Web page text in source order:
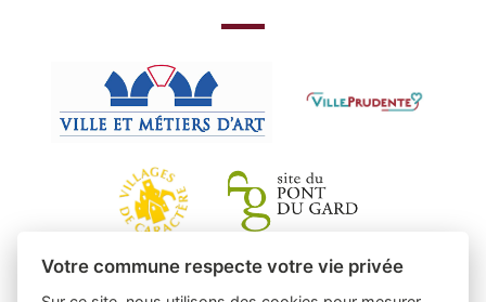
Votre commune respecte votre vie privée